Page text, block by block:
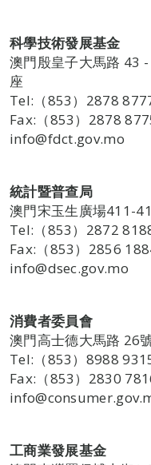
科學技術發展基金
澳門殷皇子大馬路 43
座
Tel:（853）2878
Fax:（853）2878
info@fdct.gov.mo
統計暨普查局
澳門宋玉生廣場411-
Tel:（853）2872
Fax:（853）2856
info@dsec.gov.mo
消費者委員會
澳門高士德大馬路 26
Tel:（853）8988
Fax:（853）2830
工商業發展基金